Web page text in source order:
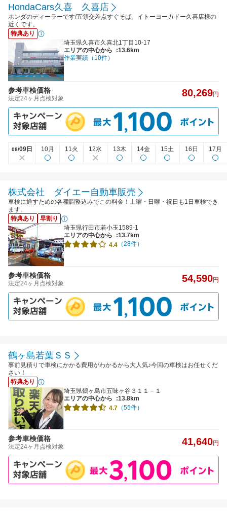
HondaCars久喜 久喜店
ホンダのディーラーです/五領交差点すぐそば。イトーヨーカドー久喜店様の
近くです。
特典あり
埼玉県久喜市久喜北1丁目10-17
エリアの中心から
:13.6km
作業実績（10件）
参考車検価格
法定24ヶ月点検対象 80,269円
08/09日 10月 11火 12水 13木 14金 15土 16日 17月
株式会社 ダイエー自動車販売
車検に通すための各種調整込みでこの料金！土曜・日曜・祝日も1日車検でき
ます。
特典あり
早割り
埼玉県行田市若小玉1589-1
エリアの中心から
:13.7km
4.4 （28件）
参考車検価格
法定24ヶ月点検対象 54,590円
鶴ヶ島若葉ＳＳ
事前見積りで車検にかかる費用がわかるから大人気♪今回の車検はお任せくだ
さい！
特典あり
埼玉県鶴ヶ島市五味ヶ谷３１１－１
エリアの中心から
:13.8km
4.7 （55件）
参考車検価格
法定24ヶ月点検対象 41,640円